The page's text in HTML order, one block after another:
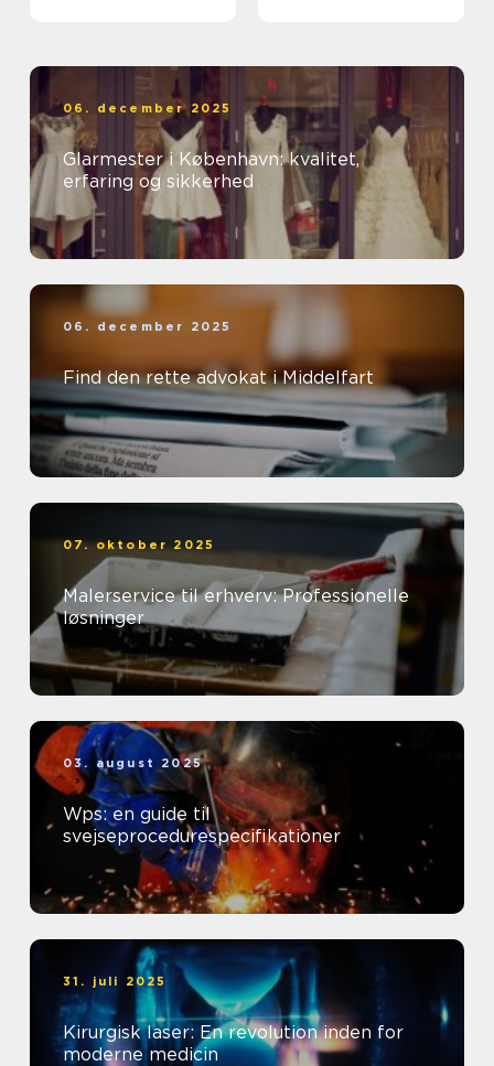
06. december 2025
Glarmester i København: kvalitet,
erfaring og sikkerhed
06. december 2025
Find den rette advokat i Middelfart
07. oktober 2025
Malerservice til erhverv: Professionelle
løsninger
03. august 2025
Wps: en guide til
svejseprocedurespecifikationer
31. juli 2025
Kirurgisk laser: En revolution inden for
moderne medicin